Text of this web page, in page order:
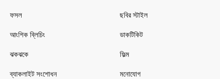
ফসল
আংশিক ব্লিচিং
ঝকঝকে
ব্যাকলাইট সংশোধন
ছবির স্টাইল
ডাকটিকিট
ফিল্ম
মনোযোগ